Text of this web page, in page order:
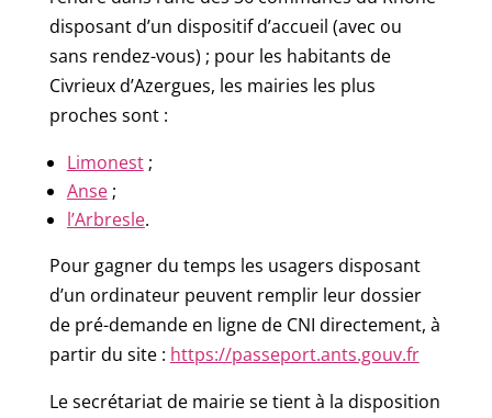
disposant d’un dispositif d’accueil (avec ou
sans rendez-vous) ; pour les habitants de
Civrieux d’Azergues, les mairies les plus
proches sont :
Limonest;
Anse;
l’Arbresle.
Pour gagner du temps les usagers disposant
d’un ordinateur peuvent remplir leur dossier
de pré-demande en ligne de CNI directement, à
partir du site : https://passeport.ants.gouv.fr
Le secrétariat de mairie se tient à la disposition